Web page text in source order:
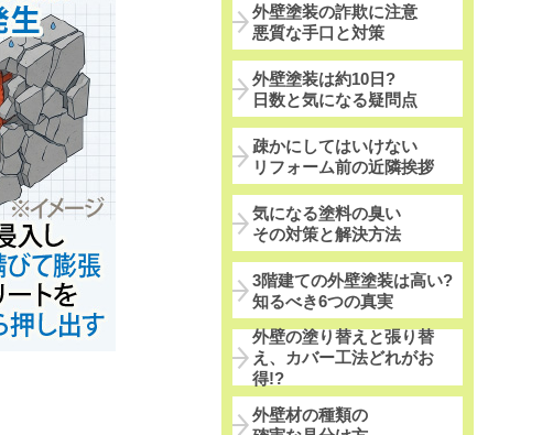
外壁塗装の詐欺に注意
悪質な手口と対策
外壁塗装は約10日?
日数と気になる疑問点
疎かにしてはいけない
リフォーム前の近隣挨拶
気になる塗料の臭い
その対策と解決方法
3階建ての外壁塗装は高い?
知るべき6つの真実
外壁の塗り替えと張り替
え、カバー工法どれがお
得!?
外壁材の種類の